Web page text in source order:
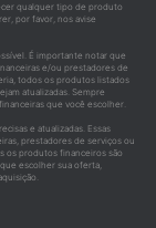
qualquer tipo de produto
por favor, nos avise
É importante notar que
e/ou prestadores de
todos os produtos listados
atualizadas. Sempre
que você escolher.
e atualizadas. Essas
prestadores de serviços ou
os produtos financeiros são
escolher sua oferta,